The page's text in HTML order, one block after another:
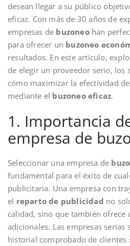
desean llegar a su público
eficaz. Con más de 30 años de
empresas de buzoneohan
para ofrecer un buzoneo
resultados. En este artículo,
de elegir un proveedor serio, los
cómo maximizar la efectividad
mediante el buzoneo eficaz.
1. Importancia
empresa de
Seleccionar una empresa de
fundamental para el éxito de
publicitaria. Una empresa con
el reparto de publicidad no
calidad, sino que también ofrece
adicionales. Las empresas serias
historial comprobado de clientes